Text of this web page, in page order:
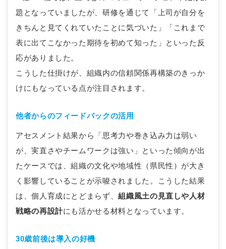
題となっていましたが、研修を通じて「上司が自分を
きちんと見てくれていたことに気づいた」「これまで
表に出てこなかった期待を初めて知った」といった反
応がありました。
こうした仕掛けが、組織内の信頼関係再構築のきっか
けにもなっている点が注目されます。
他者からのフィードバックの活用
アセスメント結果から「思考力や巻き込み力は弱い
が、実直さやチームワークは強い」といった傾向が出
たケースでは、組織の文化や地域性（県民性）が大き
く影響していることが示唆されました。こうした結果
は、個人育成にとどまらず、組織風土の見直しや人材
戦略の再設計にも活かせる材料となっています。
30歳前後は導入の好機